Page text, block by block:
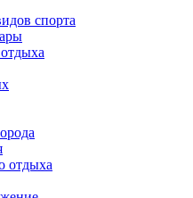
спорта
отдыха